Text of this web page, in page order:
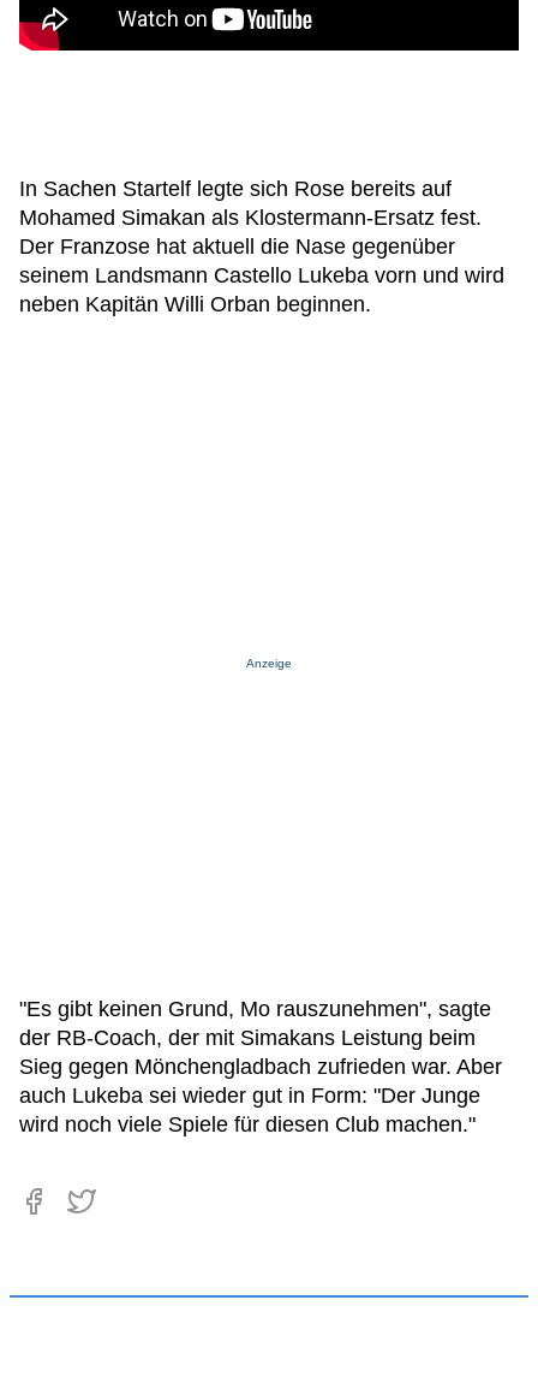
In Sachen Startelf legte sich Rose bereits auf
Mohamed Simakan als Klostermann-Ersatz fest.
Der Franzose hat aktuell die Nase gegenüber
seinem Landsmann Castello Lukeba vorn und wird
neben Kapitän Willi Orban beginnen.
Anzeige
"Es gibt keinen Grund, Mo rauszunehmen", sagte
der RB-Coach, der mit Simakans Leistung beim
Sieg gegen Mönchengladbach zufrieden war. Aber
auch Lukeba sei wieder gut in Form: "Der Junge
wird noch viele Spiele für diesen Club machen."